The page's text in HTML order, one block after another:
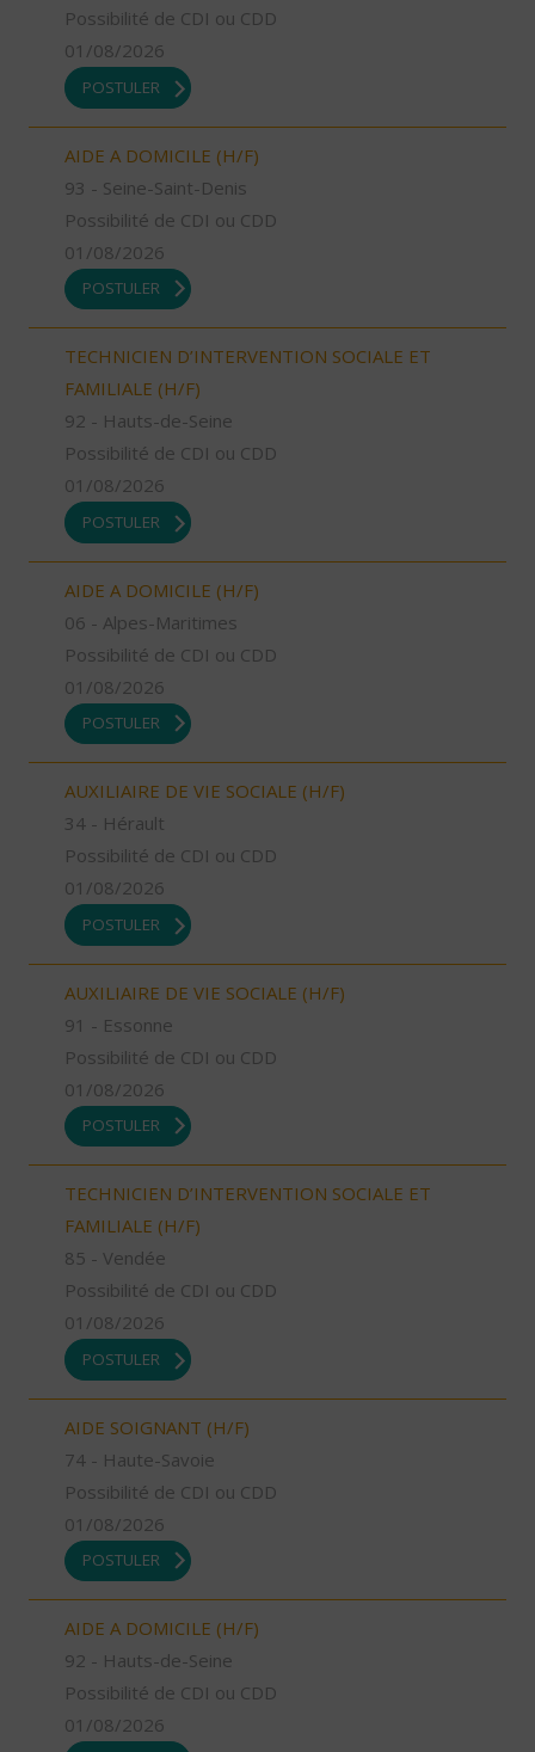
Possibilité de CDI ou CDD
01/08/2026
POSTULER
AIDE A DOMICILE (H/F)
93 - Seine-Saint-Denis
Possibilité de CDI ou CDD
01/08/2026
POSTULER
TECHNICIEN D’INTERVENTION SOCIALE ET
FAMILIALE (H/F)
92 - Hauts-de-Seine
Possibilité de CDI ou CDD
01/08/2026
POSTULER
AIDE A DOMICILE (H/F)
06 - Alpes-Maritimes
Possibilité de CDI ou CDD
01/08/2026
POSTULER
AUXILIAIRE DE VIE SOCIALE (H/F)
34 - Hérault
Possibilité de CDI ou CDD
01/08/2026
POSTULER
AUXILIAIRE DE VIE SOCIALE (H/F)
91 - Essonne
Possibilité de CDI ou CDD
01/08/2026
POSTULER
TECHNICIEN D’INTERVENTION SOCIALE ET
FAMILIALE (H/F)
85 - Vendée
Possibilité de CDI ou CDD
01/08/2026
POSTULER
AIDE SOIGNANT (H/F)
74 - Haute-Savoie
Possibilité de CDI ou CDD
01/08/2026
POSTULER
AIDE A DOMICILE (H/F)
92 - Hauts-de-Seine
Possibilité de CDI ou CDD
01/08/2026